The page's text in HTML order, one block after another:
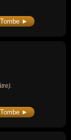
Tombe ►
Tombe ►